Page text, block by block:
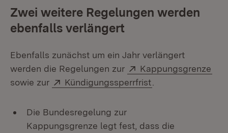
Zwei weitere Regelungen werden
ebenfalls verlängert
Ebenfalls zunächst um ein Jahr verlängert
werden die Regelungen zur
Extern:
Kappungsgrenze
sowie zur
Extern:
Kündigungssperrfrist
Die Bundesregelung zur
Kappungsgrenze legt fest, dass die